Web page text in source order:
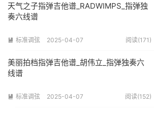
天气之子指弹吉他谱_RADWIMPS_指弹独
奏六线谱
 标准调弦 2025-04-07 阅读(171)
美丽拍档指弹吉他谱_胡伟立_指弹独奏六
线谱
 标准调弦 2025-04-07 阅读(152)